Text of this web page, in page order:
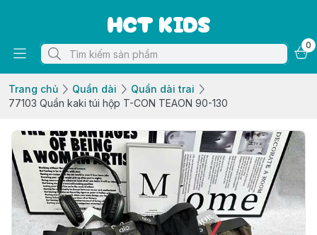
HCT KIDS
0
Trang chủ Quần dài
Quần dài trai
77103 Quần kaki túi hộp T-CON TEAON 90-130